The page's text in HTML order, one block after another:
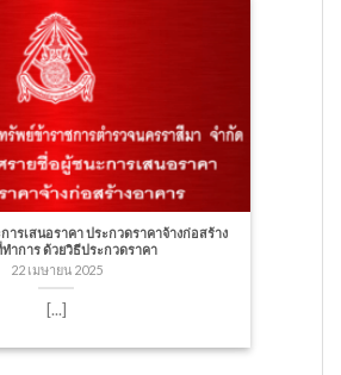
ารเสนอราคา ประกวดราคาจ้างก่อสร้าง
ำการ ด้วยวิธีประกวดราคา
22 เมษายน 2025
[...]